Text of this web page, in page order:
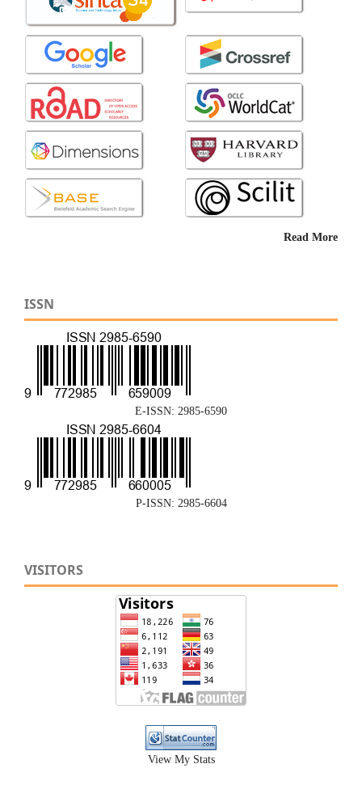
Read More
ISSN
E-ISSN: 2985-6590
P-ISSN: 2985-6604
VISITORS
View My Stats